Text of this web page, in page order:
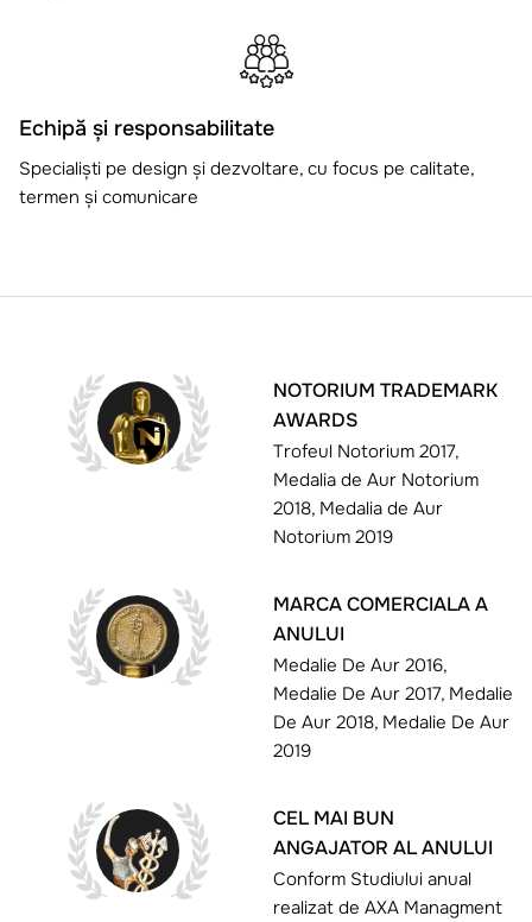
Echipă și responsabilitate
Specialiști pe design și dezvoltare, cu focus pe calitate,
termen și comunicare
NOTORIUM TRADEMARK
AWARDS
Trofeul Notorium 2017,
Medalia de Aur Notorium
2018, Medalia de Aur
Notorium 2019
MARCA COMERCIALA A
ANULUI
Medalie De Aur 2016,
Medalie De Aur 2017, Medalie
De Aur 2018, Medalie De Aur
2019
CEL MAI BUN
ANGAJATOR AL ANULUI
Conform Studiului anual
realizat de AXA Managment